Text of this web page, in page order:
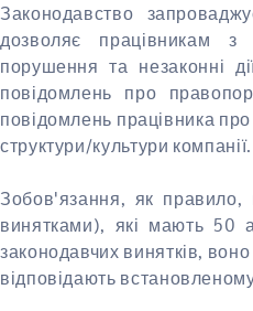
Законодавство
дозволяє працівникам
порушення та незаконні
повідомлень про
повідомлень працівника
структури/культури компанії.
Зобов'язання, як правило,
винятками), які мають 50
законодавчих винятків,
відповідають встановленому